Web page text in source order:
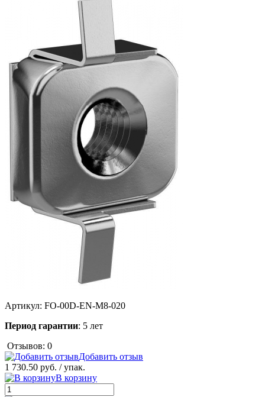
Артикул: FO-00D-EN-M8-020
Период гарантии: 5 лет
Отзывов: 0
Добавить отзыв
1 730.50 руб. / упак.
В корзину